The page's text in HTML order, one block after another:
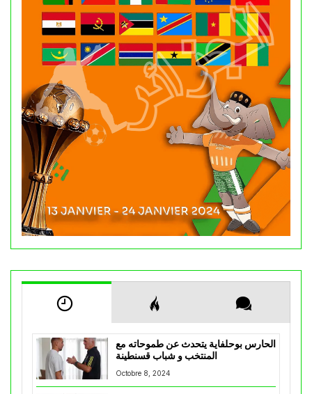
الحارس بوحلفاية يتحدث عن طموحاته مع
المنتخب و شباب قسنطينة
Octobre 8, 2024